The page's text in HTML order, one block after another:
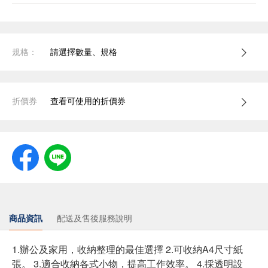
規格： 請選擇數量、規格
折價券 查看可使用的折價券
商品資訊 配送及售後服務說明
1.辦公及家用，收納整理的最佳選擇 2.可收納A4尺寸紙
張。 3.適合收納各式小物，提高工作效率。 4.採透明設